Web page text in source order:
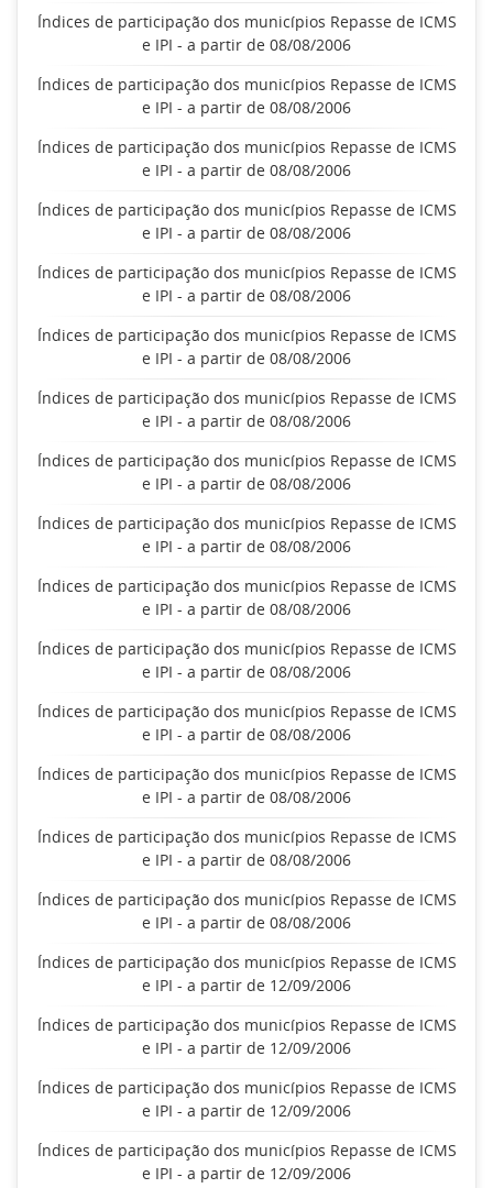
Índices de participação dos municípios Repasse de ICMS
e IPI - a partir de 08/08/2006
Índices de participação dos municípios Repasse de ICMS
e IPI - a partir de 08/08/2006
Índices de participação dos municípios Repasse de ICMS
e IPI - a partir de 08/08/2006
Índices de participação dos municípios Repasse de ICMS
e IPI - a partir de 08/08/2006
Índices de participação dos municípios Repasse de ICMS
e IPI - a partir de 08/08/2006
Índices de participação dos municípios Repasse de ICMS
e IPI - a partir de 08/08/2006
Índices de participação dos municípios Repasse de ICMS
e IPI - a partir de 08/08/2006
Índices de participação dos municípios Repasse de ICMS
e IPI - a partir de 08/08/2006
Índices de participação dos municípios Repasse de ICMS
e IPI - a partir de 08/08/2006
Índices de participação dos municípios Repasse de ICMS
e IPI - a partir de 08/08/2006
Índices de participação dos municípios Repasse de ICMS
e IPI - a partir de 08/08/2006
Índices de participação dos municípios Repasse de ICMS
e IPI - a partir de 08/08/2006
Índices de participação dos municípios Repasse de ICMS
e IPI - a partir de 08/08/2006
Índices de participação dos municípios Repasse de ICMS
e IPI - a partir de 08/08/2006
Índices de participação dos municípios Repasse de ICMS
e IPI - a partir de 08/08/2006
Índices de participação dos municípios Repasse de ICMS
e IPI - a partir de 12/09/2006
Índices de participação dos municípios Repasse de ICMS
e IPI - a partir de 12/09/2006
Índices de participação dos municípios Repasse de ICMS
e IPI - a partir de 12/09/2006
Índices de participação dos municípios Repasse de ICMS
e IPI - a partir de 12/09/2006